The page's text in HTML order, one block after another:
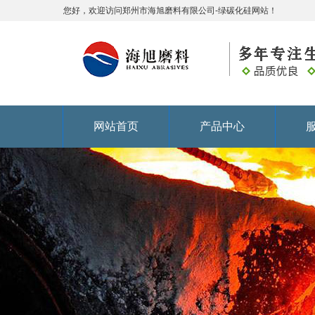
您好，欢迎访问郑州市海旭磨料有限公司-绿碳化硅网站！
网站首页 产品中心